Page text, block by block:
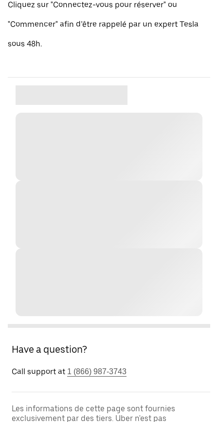
Cliquez sur "Connectez-vous pour réserver" ou
"Commencer" afin d’être rappelé par un expert Tesla
sous 48h.
Have a question?
Call support at 1 (866) 987-3743
Les informations de cette page sont fournies
exclusivement par des tiers. Uber n'est pas